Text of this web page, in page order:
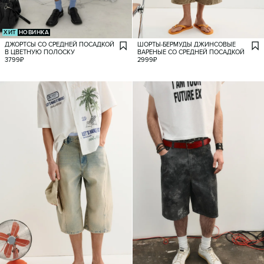
ХИТ НОВИНКА
ДЖОРТСЫ СО СРЕДНЕЙ ПОСАДКОЙ
В ЦВЕТНУЮ ПОЛОСКУ
3799₽
ШОРТЫ-БЕРМУДЫ ДЖИНСОВЫЕ
ВАРЕНЫЕ СО СРЕДНЕЙ ПОСАДКОЙ
2999₽